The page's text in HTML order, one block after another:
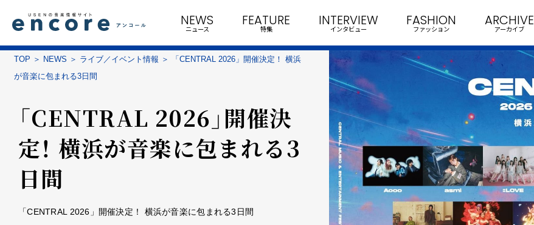
NEWS
ニュース
FEATURE
特集
INTERVIEW
インタビュー
FASHION
ファッション
ARCHIVE
アーカイブ
TOP NEWS ライブ／イベント情報
「CENTRAL 2026」開催決定！ 横浜
が音楽に包まれる3日間
「CENTRAL 2026」開催決
定！ 横浜が音楽に包まれる3
日間
「CENTRAL 2026」開催決定！ 横浜が音楽に包まれる3日間